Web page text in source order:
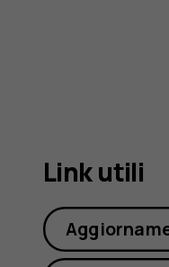
Link utili